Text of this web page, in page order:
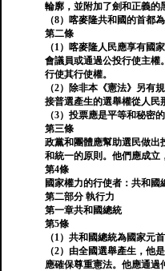
輪廓，並附加了劍和正義的
（8）喀麥隆共和國的首都為
第二條
（1）喀麥隆人民應享有國
會議員或通過公投行使主權
行使其行使權。
（2）除非本《憲法》另有
接普選產生的選舉權從人民
（3）投票應是平等和秘密
第三條
政黨和團體應幫助選民做出
和統一的原則。他們應成立
第4條
國家權力的行使者：共和國
第二部分 執行力
第一章共和國總統
第5條
（1）共和國總統為國家元首
（2）由全國選舉產生，他
應確保尊重憲法。他應通過